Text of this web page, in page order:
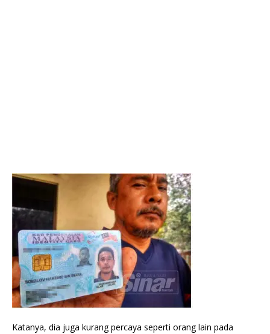
Katanya, dia juga kurang percaya seperti orang lain pada